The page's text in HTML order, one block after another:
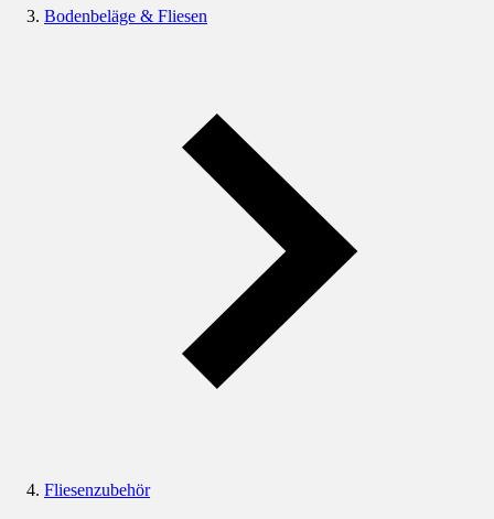
Bodenbeläge & Fliesen
Fliesenzubehör